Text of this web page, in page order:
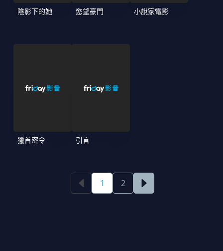
陰影下的她 慾望豪門 小說家電影
獵首密令 引言
1 2